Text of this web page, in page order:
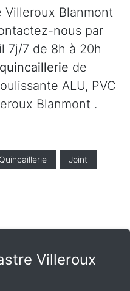
Villeroux Blanmont
nous par
7j/7 de 8h à 20h
quincaillerie de
ALU, PVC
Blanmont .
Quincaillerie Joint
Villeroux